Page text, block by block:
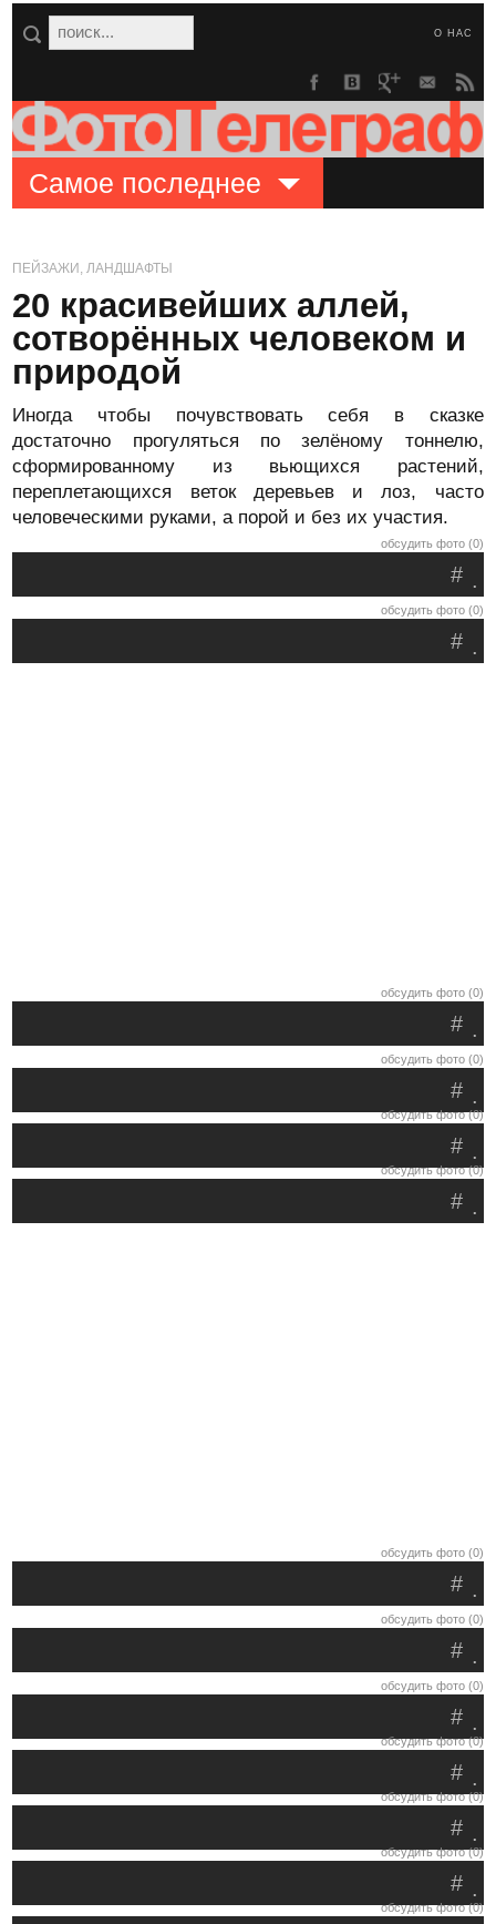
О НАС
Самое последнее
ПЕЙЗАЖИ, ЛАНДШАФТЫ
20 красивейших аллей,
сотворённых человеком и
природой
Иногда чтобы почувствовать себя в сказке
достаточно прогуляться по зелёному тоннелю,
сформированному из вьющихся растений,
переплетающихся веток деревьев и лоз, часто
человеческими руками, а порой и без их участия.
обсудить фото (0)
.
#
обсудить фото (0)
.
#
обсудить фото (0)
.
#
обсудить фото (0)
.
#
обсудить фото (0)
.
#
обсудить фото (0)
.
#
обсудить фото (0)
.
#
обсудить фото (0)
.
#
обсудить фото (0)
.
#
обсудить фото (0)
.
#
обсудить фото (0)
.
#
обсудить фото (0)
.
#
обсудить фото (0)